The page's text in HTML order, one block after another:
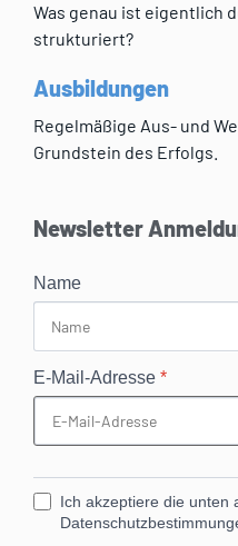
Was genau ist eigentlich
strukturiert?
Ausbildungen
Regelmäßige Aus- und
Grundstein des Erfolgs.
Newsletter
Name
E-Mail-Adresse *
Ich akzeptiere die unten